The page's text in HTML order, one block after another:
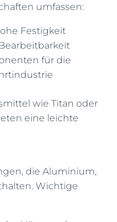
umfassen:
Festigkeit
für die
wie Titan oder
eine leichte
die Aluminium,
Wichtige